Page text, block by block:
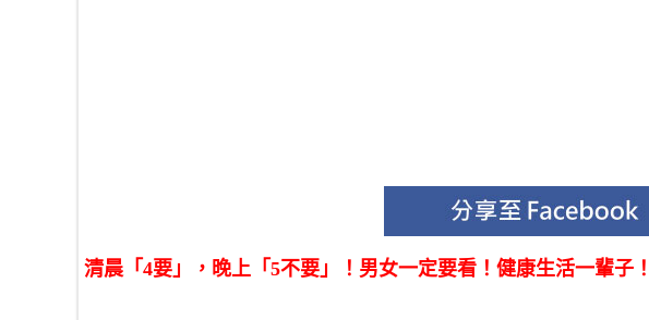
清晨「4要」，晚上「5不要」！男女一定要看！健康生活一輩子！